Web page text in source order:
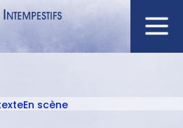
Aller
au
principal
En scène